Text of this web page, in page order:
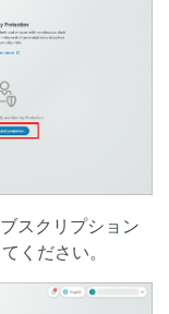
スクリプション
ください。